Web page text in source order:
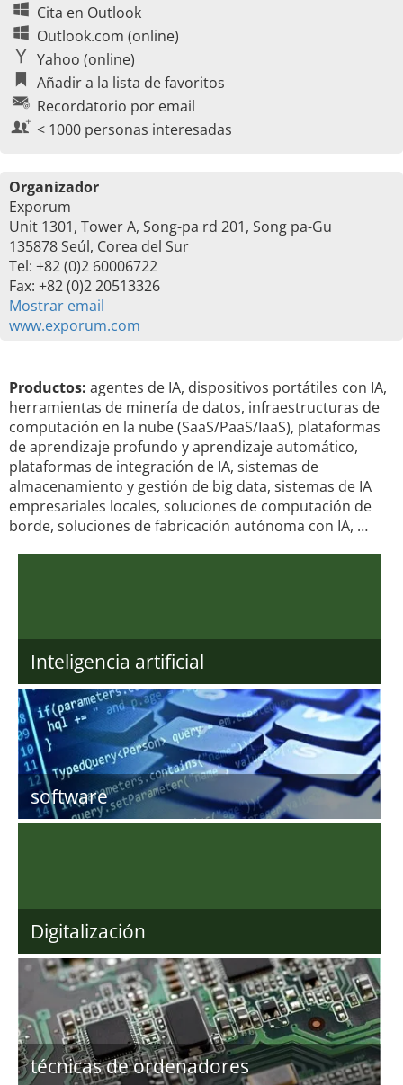
Cita en Outlook
Outlook.com (online)
Yahoo (online)
Añadir a la lista de favoritos
Recordatorio por email
< 1000 personas interesadas
Organizador
Exporum
Unit 1301, Tower A, Song-pa rd 201, Song pa-Gu
135878 Seúl, Corea del Sur
Tel: +82 (0)2 60006722
Fax: +82 (0)2 20513326
Mostrar email
www.exporum.com
Productos: agentes de IA, dispositivos portátiles con IA,
herramientas de minería de datos, infraestructuras de
computación en la nube (SaaS/PaaS/IaaS), plataformas
de aprendizaje profundo y aprendizaje automático,
plataformas de integración de IA, sistemas de
almacenamiento y gestión de big data, sistemas de IA
empresariales locales, soluciones de computación de
borde, soluciones de fabricación autónoma con IA, …
Inteligencia artificial
software
Digitalización
técnicas de ordenadores